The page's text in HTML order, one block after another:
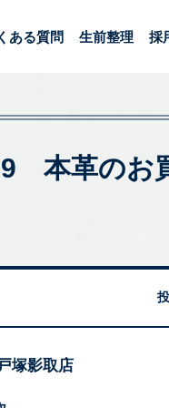
ある質問 生前整理 採
本革のお
塚影取店